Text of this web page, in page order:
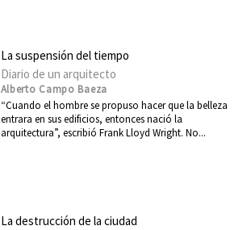
La suspensión del tiempo
Diario de un arquitecto
Alberto Campo Baeza
“Cuando el hombre se propuso hacer que la belleza
entrara en sus edificios, entonces nació la
arquitectura”, escribió Frank Lloyd Wright. No...
La destrucción de la ciudad